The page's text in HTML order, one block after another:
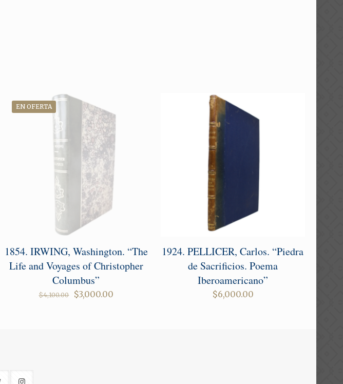
EN OFERTA
1854. IRWING, Washington. “The
Life and Voyages of Christopher
Columbus”
$4,100.00
Original
$3,000.00
1924. PELLICER, Carlos. “Piedra
de Sacrificios. Poema
Iberoamericano”
$6,000.00